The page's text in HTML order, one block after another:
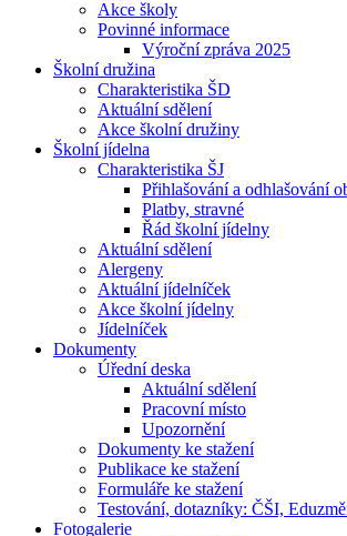
Akce školy
Povinné informace
Výroční zpráva 2025
Školní družina
Charakteristika ŠD
Aktuální sdělení
Akce školní družiny
Školní jídelna
Charakteristika ŠJ
Přihlašování a odhlašování
Platby, stravné
Řád školní jídelny
Aktuální sdělení
Alergeny
Aktuální jídelníček
Akce školní jídelny
Jídelníček
Dokumenty
Úřední deska
Aktuální sdělení
Pracovní místo
Upozornění
Dokumenty ke stažení
Publikace ke stažení
Formuláře ke stažení
Testování, dotazníky: ČŠI,
Fotogalerie